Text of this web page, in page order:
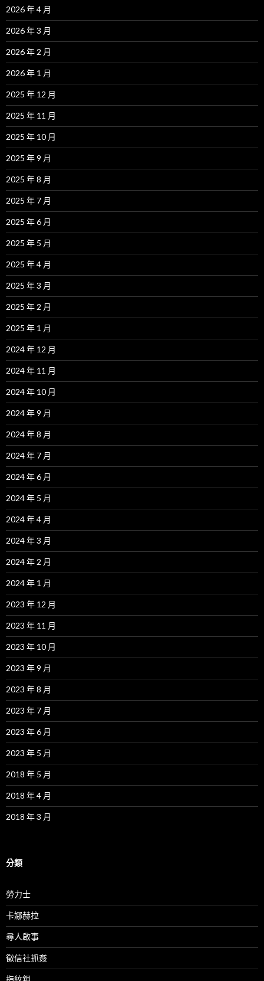
2026 年 4 月
2026 年 3 月
2026 年 2 月
2026 年 1 月
2025 年 12 月
2025 年 11 月
2025 年 10 月
2025 年 9 月
2025 年 8 月
2025 年 7 月
2025 年 6 月
2025 年 5 月
2025 年 4 月
2025 年 3 月
2025 年 2 月
2025 年 1 月
2024 年 12 月
2024 年 11 月
2024 年 10 月
2024 年 9 月
2024 年 8 月
2024 年 7 月
2024 年 6 月
2024 年 5 月
2024 年 4 月
2024 年 3 月
2024 年 2 月
2024 年 1 月
2023 年 12 月
2023 年 11 月
2023 年 10 月
2023 年 9 月
2023 年 8 月
2023 年 7 月
2023 年 6 月
2023 年 5 月
2018 年 5 月
2018 年 4 月
2018 年 3 月
分類
勞力士
卡娜赫拉
尋人啟事
徵信社抓姦
指紋鎖